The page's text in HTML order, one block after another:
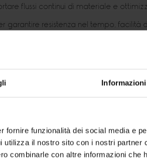
fornire funzionalità dei social media e
il nostro sito con i nostri partner
combinarle con altre informazioni che
flussi continui di materiale e
garantire resistenza nel tempo,
in metallo
di carta da macero, scarti di